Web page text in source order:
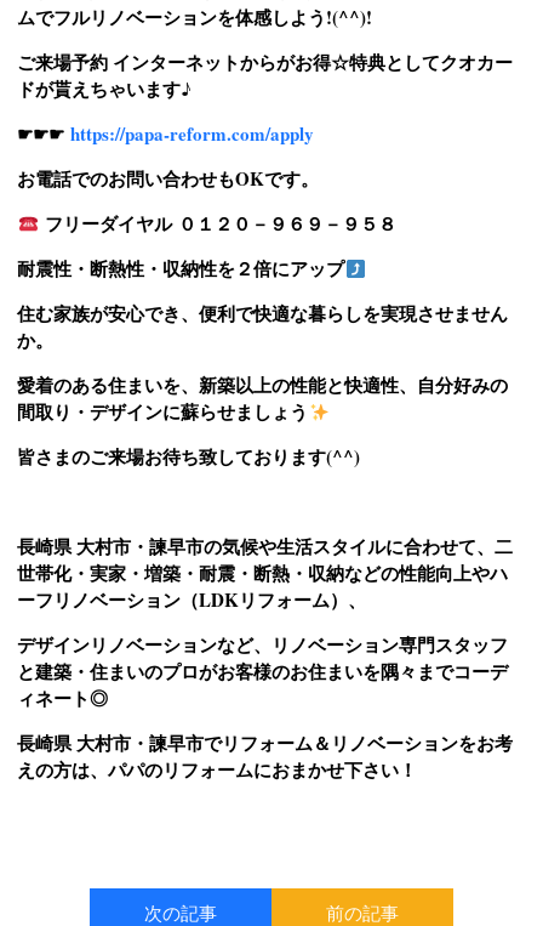
ムでフルリノベーションを体感しよう!(^^)!
ご来場予約 インターネットからがお得☆特典としてクオカー
ドが貰えちゃいます♪
☛☛☛https://papa-reform.com/apply
お電話でのお問い合わせもOKです。
フリーダイヤル ０１２０－９６９－９５８
耐震性・断熱性・収納性を２倍にアップ
住む家族が安心でき、便利で快適な暮らしを実現させません
か。
愛着のある住まいを、新築以上の性能と快適性、自分好みの
間取り・デザインに蘇らせましょう
皆さまのご来場お待ち致しております(^^)
長崎県 大村市・諫早市の気候や生活スタイルに合わせて、二
世帯化・実家・増築・耐震・断熱・収納などの性能向上やハ
ーフリノベーション（LDKリフォーム）、
デザインリノベーションなど、リノベーション専門スタッフ
と建築・住まいのプロがお客様のお住まいを隅々までコーデ
ィネート◎
長崎県 大村市・諫早市でリフォーム＆リノベーションをお考
えの方は、パパのリフォームにおまかせ下さい！
次の記事 前の記事